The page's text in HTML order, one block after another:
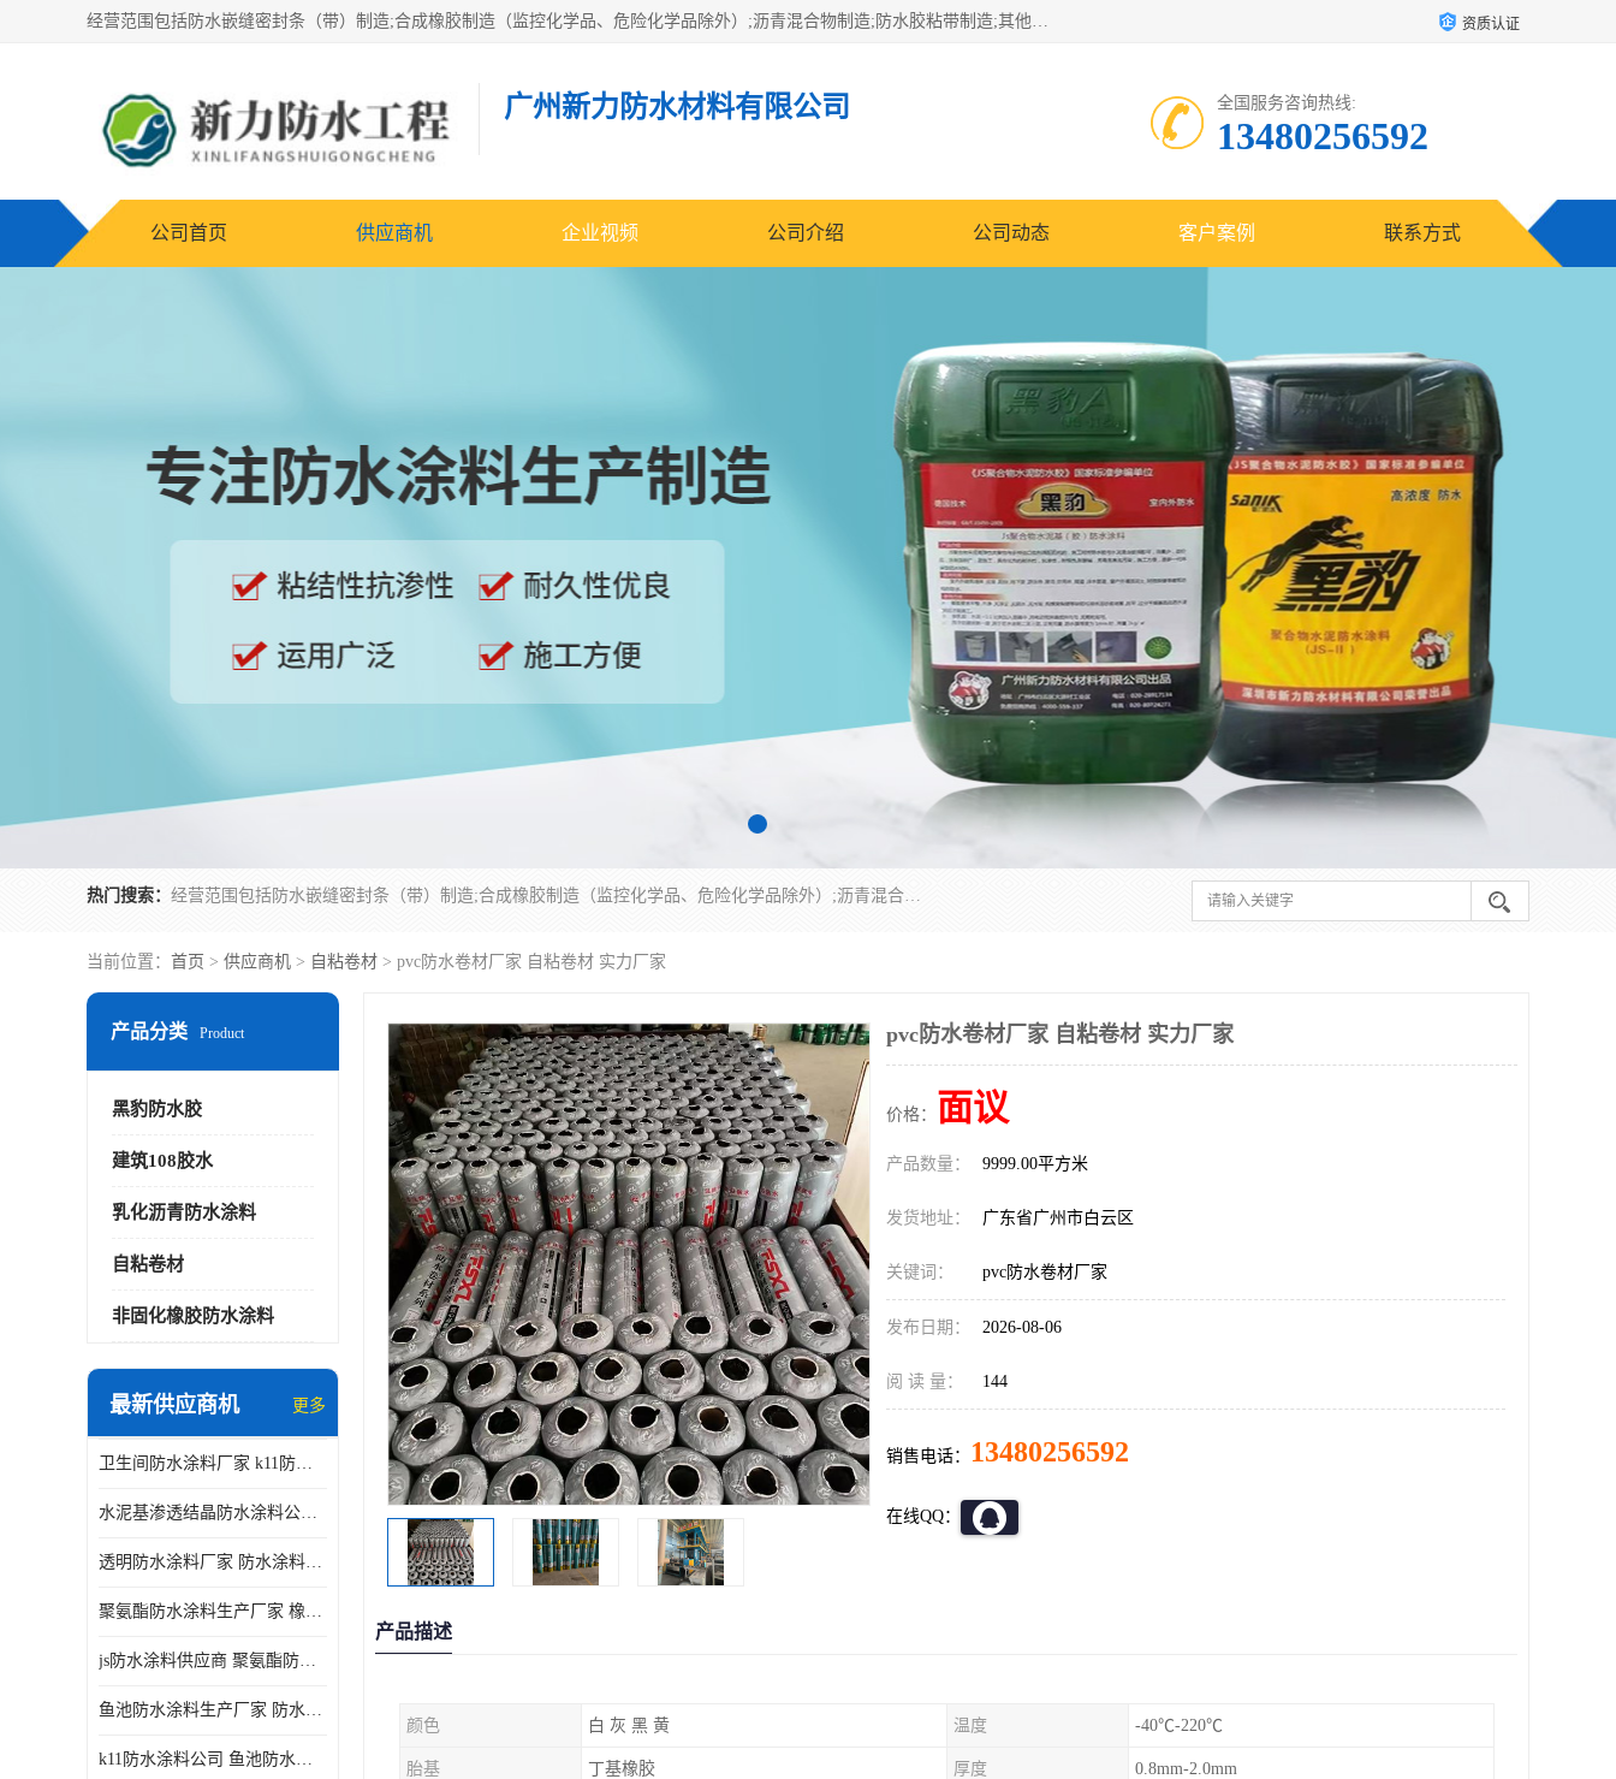
经营范围包括防水嵌缝密封条（带）制造;合成橡胶制造（监控化学品、危险化学品除外）;沥青混合物制造;防水胶粘带制造;其他合成材料制造（监控化学品、危险化学品除外）;涂料制造（监控化学品、危险化学品除外）;建筑结构防水补漏;防水建筑材料制造;粘合剂制造（监控化学品、危险化学品除外）;涂料零售;广州新力防水材料有限公司具有1处分支机构。 资质认证
广州新力防水材料有限公司 全国服务咨询热线:
13480256592
公司首页 供应商机 企业视频 公司介绍 公司动态 客户案例 联系方式
热门搜索： 经营范围包括防水嵌缝密封条（带）制造;合成橡胶制造（监控化学品、危险化学品除外）;沥青混合物制造;防水胶粘带制造;其他合成材料制造（监控化学品、危险化学品除外）;涂料制造（监控化学品、危险化学品除外）;建筑结构防水补漏;防水建筑材料制造;粘合剂制造（监控化学品、危险化学品除外）;涂料零售;广州新力防水材料有限公司具有1处分支机构。
当前位置： 首页 > 供应商机 > 自粘卷材 > pvc防水卷材厂家 自粘卷材 实力厂家
产品分类 Product
黑豹防水胶
建筑108胶水
乳化沥青防水涂料
自粘卷材
非固化橡胶防水涂料
最新供应商机 更多
卫生间防水涂料厂家 k11防水涂料
水泥基渗透结晶防水涂料公司 室外防水涂料
透明防水涂料厂家 防水涂料屋顶
聚氨酯防水涂料生产厂家 橡胶沥青防水涂料
js防水涂料供应商 聚氨酯防水涂料
鱼池防水涂料生产厂家 防水涂料
k11防水涂料公司 鱼池防水涂料
pvc防水卷材厂家 自粘卷材 实力厂家
价格： 面议
产品数量： 9999.00平方米
发货地址： 广东省广州市白云区
关键词： pvc防水卷材厂家
发布日期： 2026-08-06
阅 读 量： 144
销售电话： 13480256592
在线QQ：
产品描述
颜色 白 灰 黑 黄 温度 -40℃-220℃
胎基 丁基橡胶 厚度 0.8mm-2.0mm